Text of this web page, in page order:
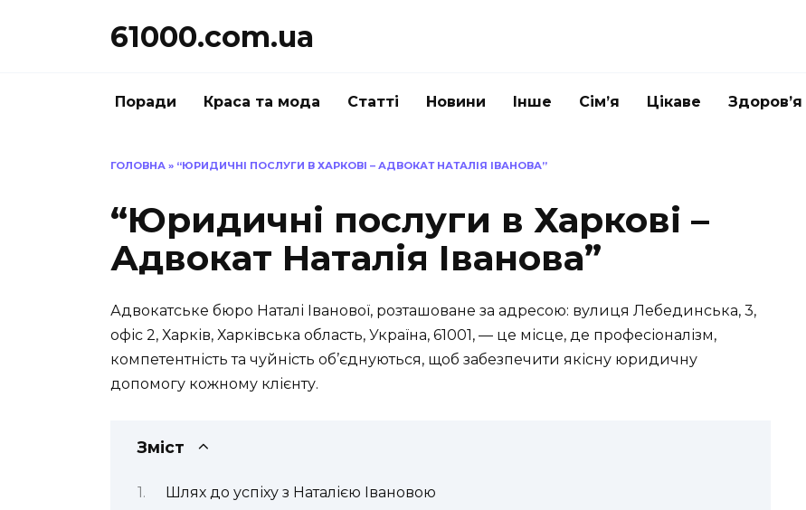
61000.com.ua
Поради Краса та мода Статті Новини Інше Сім’я Цікаве Здоров’я
ГОЛОВНА » “ЮРИДИЧНІ ПОСЛУГИ В ХАРКОВІ – АДВОКАТ НАТАЛІЯ ІВАНОВА”
“Юридичні послуги в Харкові –
Адвокат Наталія Іванова”
Адвокатське бюро Наталі Іванової, розташоване за адресою: вулиця Лебединська, 3,
офіс 2, Харків, Харківська область, Україна, 61001, — це місце, де професіоналізм,
компетентність та чуйність об’єднуються, щоб забезпечити якісну юридичну
допомогу кожному клієнту.
Зміст
Шлях до успіху з Наталією Івановою